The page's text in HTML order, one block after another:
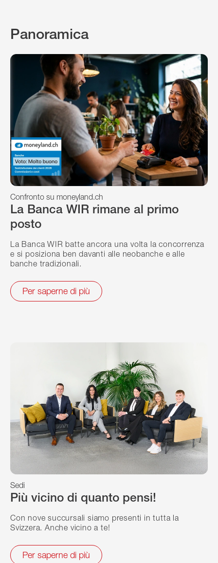
Panoramica
La Banca WIR rimane al primo
posto
Confronto su moneyland.ch
La Banca WIR batte ancora una volta la concorrenza
e si posiziona ben davanti alle neobanche e alle
banche tradizionali.
Per saperne di più
Più vicino di quanto pensi!
Sedi
Con nove succursali siamo presenti in tutta la
Svizzera. Anche vicino a te!
Per saperne di più